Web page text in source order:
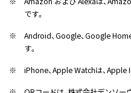
です。
※
Android、Google、Google
す。
※
iPhone、Apple Watchは、Apple